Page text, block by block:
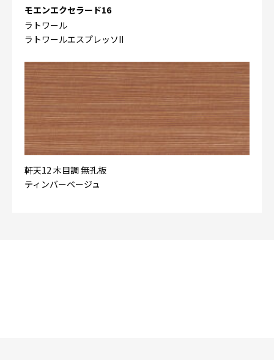
モエンエクセラード16
ラトワール
ラトワールエスプレッソII
軒天12 木目調 無孔板
ティンバーベージュ